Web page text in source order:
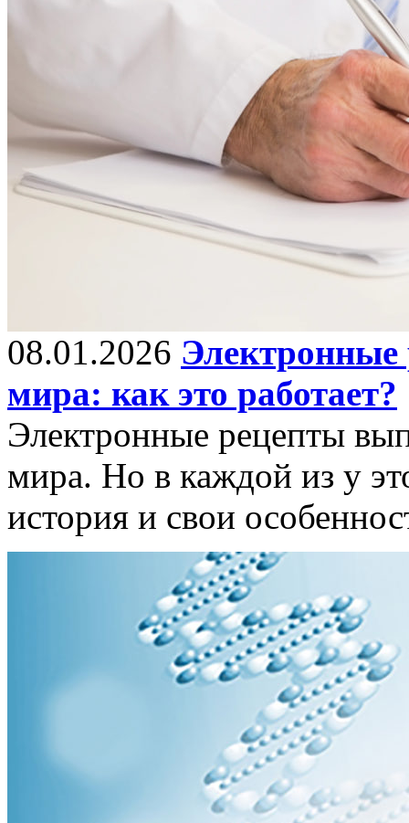
08.01.2026 Электронные
мира: как это работает?
Электронные рецепты
мира. Но в каждой из у
история и свои